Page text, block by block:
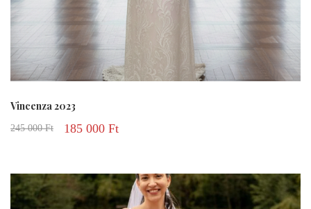
Vincenza 2023
245 000Ft 185 000 Ft